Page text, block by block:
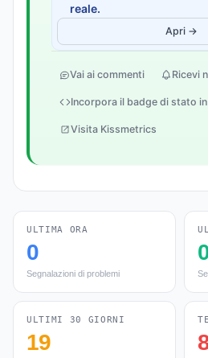
reale.
Apri →
Vai ai commenti Ricevi
Incorpora il badge di stato
Visita Kissmetrics
ULTIMA ORA
0
Segnalazioni di problemi
ULTIMI 30 GIORNI
19